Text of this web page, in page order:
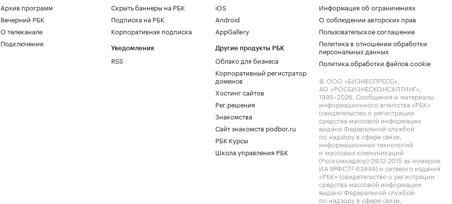
Архив программ
Вечерний РБК
О телеканале
Подключение
Скрыть баннеры на РБК
Подписка на РБК
Корпоративная подписка
Уведомления
RSS
iOS
Android
AppGallery
Другие продукты РБК
Облако для бизнеса
Корпоративный регистратор
доменов
Хостинг сайтов
Рег.решения
Знакомства
Сайт знакомств podbor.ru
РБК Курсы
Школа управления РБК
Информация об ограничениях
О соблюдении авторских прав
Пользовательское соглашение
Политика в отношении обработки
персональных данных
Политика обработки файлов cookie
© ООО «БИЗНЕСПРЕСС»,
АО «РОСБИЗНЕСКОНСАЛТИНГ»,
1995–2026. Сообщения и материалы
информационного агентства «РБК»
(свидетельство о регистрации
средства массовой информации
выдано Федеральной службой
по надзору в сфере связи,
информационных технологий
и массовых коммуникаций
(Роскомнадзор) 09.12.2015 за номером
ИА №ФС77-63848) и сетевого издания
«РБК» (свидетельство о регистрации
средства массовой информации
выдано Федеральной службой
по надзору в сфере связи,